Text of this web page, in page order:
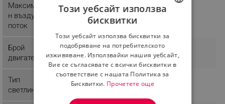
Mаксимале
н въздушен
поток
650 м³/н 280 м³/н
Брой
двигатели
1 1
Тип
светлина
ROMANIAN
Този уебсайт използва
бисквитки
Този уебсайт използва бисквитки за
подобряване на потребителското
изживяване. Използвайки нашия уебсайт,
Вие се съгласявате с всички бисквитки в
съответствие с нашата Политика за
Бисквитки. Прочетете още